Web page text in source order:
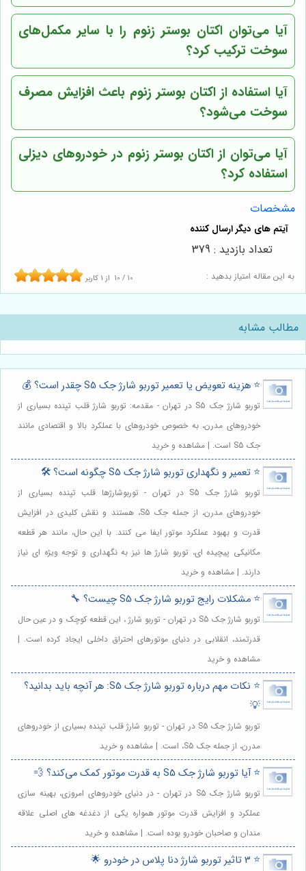
آیا می‌توان اکتان بوستر زنوم را با سایر مکمل‌های
سوخت ترکیب کرد؟
آیا استفاده از اکتان بوستر زنوم باعث افزایش مصرف
سوخت می‌شود؟
آیا می‌توان از اکتان بوستر زنوم در خودروهای دیزلی
استفاده کرد؟
مشخصات
به این مقاله امتیاز بدهید : 10 / 10 از 1 کاربر
تعداد بازدید : 379
مطالب مشابه
⭐️ هزینه تعویض یا تعمیر توربو شارژ جک S5 چقدر است؟ 💰
توربو شارژ جک S5 در تهران - مقدمه: توربو شارژ قلب تپنده بسیاری از
خودروهای مدرن، به خصوص خودروهای با عملکرد بالا و اقتصادی مانند
جک S5 است. | مشاهده و خرید
⭐️ تعمیر و نگهداری توربو شارژ جک S5 چگونه است؟ 🛠️
توربو شارژ جک S5 در تهران - توربوشارژها قلب تپنده بسیاری از
خودروهای مدرن، از جمله جک S5، هستند و نقش کلیدی در افزایش
قدرت و بهبود عملکرد موتور ایفا می کنند. با این حال، مانند هر قطعه
مکانیکی پیچیده ای، توربو شارژ ها نیز به نگهداری و توجه ویژه ای نیاز
دارند. | مشاهده و خرید
⭐️ مشکلات رایج توربو شارژ جک S5 چیست؟ 🔧
توربو شارژ جک S5 در تهران - توربو شارژ ، این قطعه کوچک و در عین حال
قدرتمند، انقلابی در دنیای موتورهای احتراق داخلی ایجاد کرده است. |
مشاهده و خرید
⭐️ نکات مهم درباره توربو شارژ جک S5: هر آنچه باید بدانید؟
💡
توربو شارژ جک S5 در تهران - توربو شارژ قلب تپنده بسیاری از خودروهای
مدرن، از جمله جک S5، است. | مشاهده و خرید
⭐️ آیا توربو شارژ جک S5 به قدرت موتور کمک می‌کند؟ 💨
توربو شارژ جک S5 در تهران - در دنیای خودروهای امروزی، بهینه سازی
عملکرد و افزایش قدرت موتور همواره یکی از دغدغه های اصلی علاقه
مندان و صاحبان خودرو بوده است. | مشاهده و خرید
⭐️ 3 تاثیر توربو شارژ دنا پلاس در خودرو 🌟